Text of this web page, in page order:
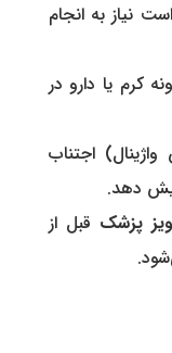
نیاز به انجام
کرم یا دارو در
اجتناب
دهد.
پزشک قبل از